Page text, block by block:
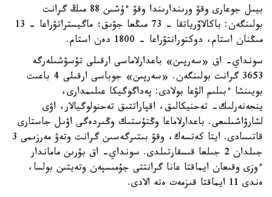
بيىل جوعارى وقۋ ورىندارىندا وقۋ ءۇشىن 88 مىڭ گرانت
بولىنگەن: باكالاۆرياتقا - 73 مىڭعا جۋىق؛ ماگيستراتۋراعا - 13
مىڭنان استام، دوكتورانتۋراعا – 1800 دەن استام.
سونداي- اق «سەرپىن» باعدارلاماسى ارقىلى تۇسۋشىلەرگە
3653 گرانت بولىنگەن. «سەرپىن» جوباسى ارقىلى 4 باعىت
بويىنشا ءبىلىم الۋعا بولادى: پەداگوگيكا عىلىمدارى،
ينجەنەرلىك- تەحنيكالىق، اقپاراتتىق تەحنولوگيالار، اۋى
لشارۋاشىلىعى. باعدارلاماعا وڭتۇستىك وڭىردەگى اۋىل جاستارى
قاتىسادى. ايتا كەتسەك، وقۋ بىتىرگەسىن گرانت وتەۋ مەرزىمى 3
جىلدان 2 جىلعا قىسقارتىلدى. سونداي- اق بۇرىن ماماندار
ءوزى وقىعان ايماقتا عانا گرانتتى جۇمىسپەن وتەيتىن بولسا،
ەندى 11 ايماقتا قىزمەت ەتە الادى.